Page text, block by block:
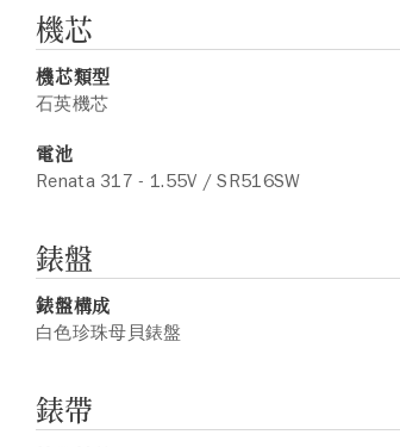
機芯
機芯類型
石英機芯
電池
Renata 317 - 1.55V / SR516SW
錶盤
錶盤構成
白色珍珠母貝錶盤
錶帶